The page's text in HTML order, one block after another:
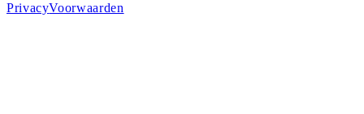
PrivacyVoorwaarden